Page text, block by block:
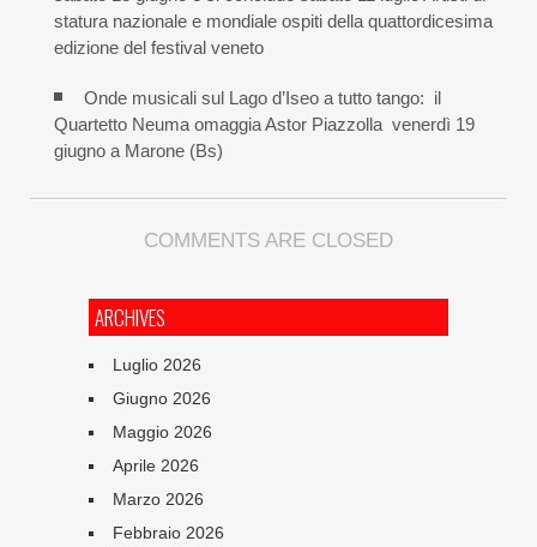
statura nazionale e mondiale ospiti della quattordicesima
edizione del festival veneto
Onde musicali sul Lago d’Iseo a tutto tango: il
Quartetto Neuma omaggia Astor Piazzolla venerdì 19
giugno a Marone (Bs)
COMMENTS ARE CLOSED
ARCHIVES
Luglio 2026
Giugno 2026
Maggio 2026
Aprile 2026
Marzo 2026
Febbraio 2026